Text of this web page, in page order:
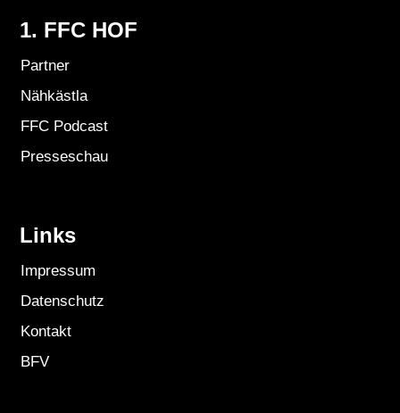
1. FFC HOF
Partner
Nähkästla
FFC Podcast
Presseschau
Links
Impressum
Datenschutz
Kontakt
BFV